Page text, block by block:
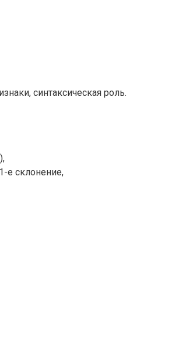
синтаксическая роль.
е склонение,